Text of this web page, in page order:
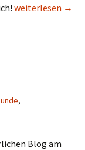
Ertüchtigt euch
weiterlesen →
,
Blog am